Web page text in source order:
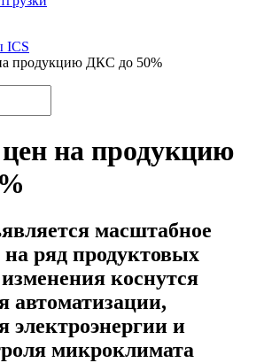
ICS
продукцию ДКС до 50%
на продукцию
масштабное
ряд продуктовых
коснутся
автоматизации,
электроэнергии и
микроклимата